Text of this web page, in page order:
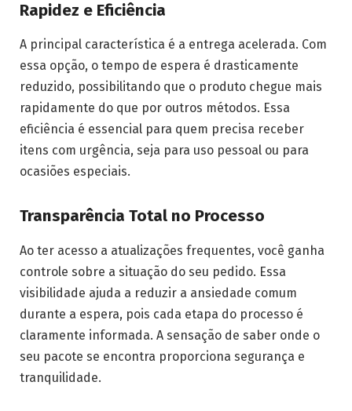
Rapidez e Eficiência
A principal característica é a entrega acelerada. Com
essa opção, o tempo de espera é drasticamente
reduzido, possibilitando que o produto chegue mais
rapidamente do que por outros métodos. Essa
eficiência é essencial para quem precisa receber
itens com urgência, seja para uso pessoal ou para
ocasiões especiais.
Transparência Total no Processo
Ao ter acesso a atualizações frequentes, você ganha
controle sobre a situação do seu pedido. Essa
visibilidade ajuda a reduzir a ansiedade comum
durante a espera, pois cada etapa do processo é
claramente informada. A sensação de saber onde o
seu pacote se encontra proporciona segurança e
tranquilidade.